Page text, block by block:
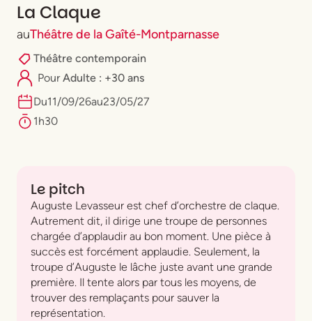
La Claque
auThéâtre de la Gaîté-Montparnasse
Théâtre contemporain
PourAdulte : +30 ans
Du11/09/26au23/05/27
1h30
Le pitch
Auguste Levasseur est chef d’orchestre de claque.
Autrement dit, il dirige une troupe de personnes
chargée d’applaudir au bon moment. Une pièce à
succès est forcément applaudie. Seulement, la
troupe d’Auguste le lâche juste avant une grande
première. Il tente alors par tous les moyens, de
trouver des remplaçants pour sauver la
représentation.